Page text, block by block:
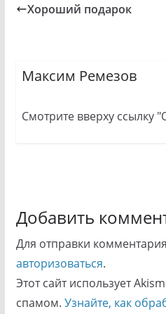
Хороший подарок
Максим Ремезов
Смотрите вверху ссылку
Добавить
Для отправки
авторизоваться.
Этот сайт использует
спамом. Узнайте, как